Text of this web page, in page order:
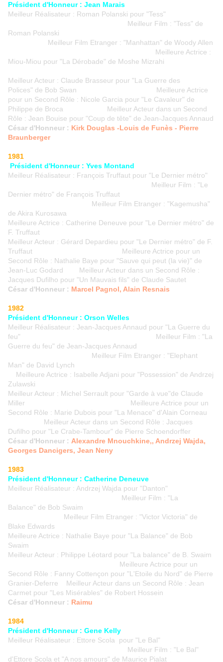
Président d'Honneur : Jean Marais
Meilleur Réalisateur : Roman Polanski pour "Tess"
Meilleur Film : "Tess" de
Roman Polanski
Meilleur Film Etranger : "Manhattan" de Woody Allen
Meilleure Actrice :
Miou-Miou pour "La Dérobade" de Moshe Mizrahi
Meilleur Acteur : Claude Brasseur pour "La Guerre des
Polices" de Bob Swan Meilleure Actrice
pour un Second Rôle : Nicole Garcia pour "Le Cavaleur" de
Philippe de Broca Meilleur Acteur dans un Second
Rôle : Jean Bouise pour "Coup de tête" de Jean-Jacques Annaud
César d'Honneur : Kirk Douglas -Louis de Funès - Pierre
Braunberger
1981
Président d'Honneur : Yves Montand
Meilleur Réalisateur : François Truffaut pour "Le Dernier métro"
Meilleur Film : "Le
Dernier métro" de François Truffaut
Meilleur Film Etranger : "Kagemusha"
de Akira Kurosawa
Meilleure Actrice : Catherine Deneuve pour "Le Dernier métro" de
F. Truffaut
Meilleur Acteur : Gérard Depardieu pour "Le Dernier métro" de F.
Truffaut Meilleure Actrice pour un
Second Rôle : Nathalie Baye pour "Sauve qui peut (la vie)" de
Jean-Luc Godard Meilleur Acteur dans un Second Rôle :
Jacques Dufilho pour "Un Mauvais fils" de Claude Sautet
César d'Honneur : Marcel Pagnol, Alain Resnais
1982
Président d'Honneur : Orson Welles
Meilleur Réalisateur : Jean-Jacques Annaud pour "La Guerre du
feu" Meilleur Film : "La
Guerre du feu" de Jean-Jacques Annaud
Meilleur Film Etranger : "Elephant
Man" de David Lynch
Meilleure Actrice : Isabelle Adjani pour "Possession" de Andrzej
Zulawski
Meilleur Acteur : Michel Serrault pour "Garde à vue"de Claude
Miller Meilleure Actrice pour un
Second Rôle : Marie Dubois pour "La Menace" d'Alain Corneau
Meilleur Acteur dans un Second Rôle : Jacques
Dufilho pour "Le Crabe-Tambour" de Pierre Schoendorffer
César d'Honneur : Alexandre Mnouchkine,, Andrzej Wajda,
Georges Dancigers, Jean Neny
1983
Président d'Honneur : Catherine Deneuve
Meilleur Réalisateur : Andrzej Wajda pour "Danton"
Meilleur Film : "La
Balance" de Bob Swaim
Meilleur Film Etranger : "Victor Victoria" de
Blake Edwards
Meilleure Actrice : Nathalie Baye pour "La Balance" de Bob
Swaim
Meilleur Acteur : Philippe Léotard pour "La balance" de B. Swaim
Meilleure Actrice pour un
Second Rôle : Fanny Cottençon pour "L'Etoile du Nord" de Pierre
Granier-Deferre Meilleur Acteur dans un Second Rôle : Jean
Carmet pour "Les Misérables" de Robert Hossein
César d'Honneur : Raimu
1984
Président d'Honneur : Gene Kelly
Meilleur Réalisateur : Ettore Scola pour "Le Bal"
Meilleur Film : "Le Bal"
d'Ettore Scola et "A nos amours" de Maurice Pialat